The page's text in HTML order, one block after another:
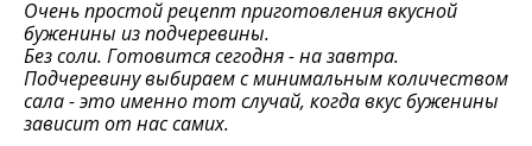
Очень простой рецепт приготовления вкусной
буженины из подчеревины.
Без соли. Готовится сегодня - на завтра.
Подчеревину выбираем с минимальным количеством
сала - это именно тот случай, когда вкус буженины
зависит от нас самих.